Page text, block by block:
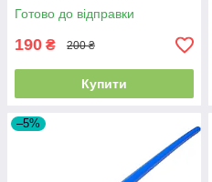
Готово до відправки
190 ₴ 200 ₴
Купити
–5%